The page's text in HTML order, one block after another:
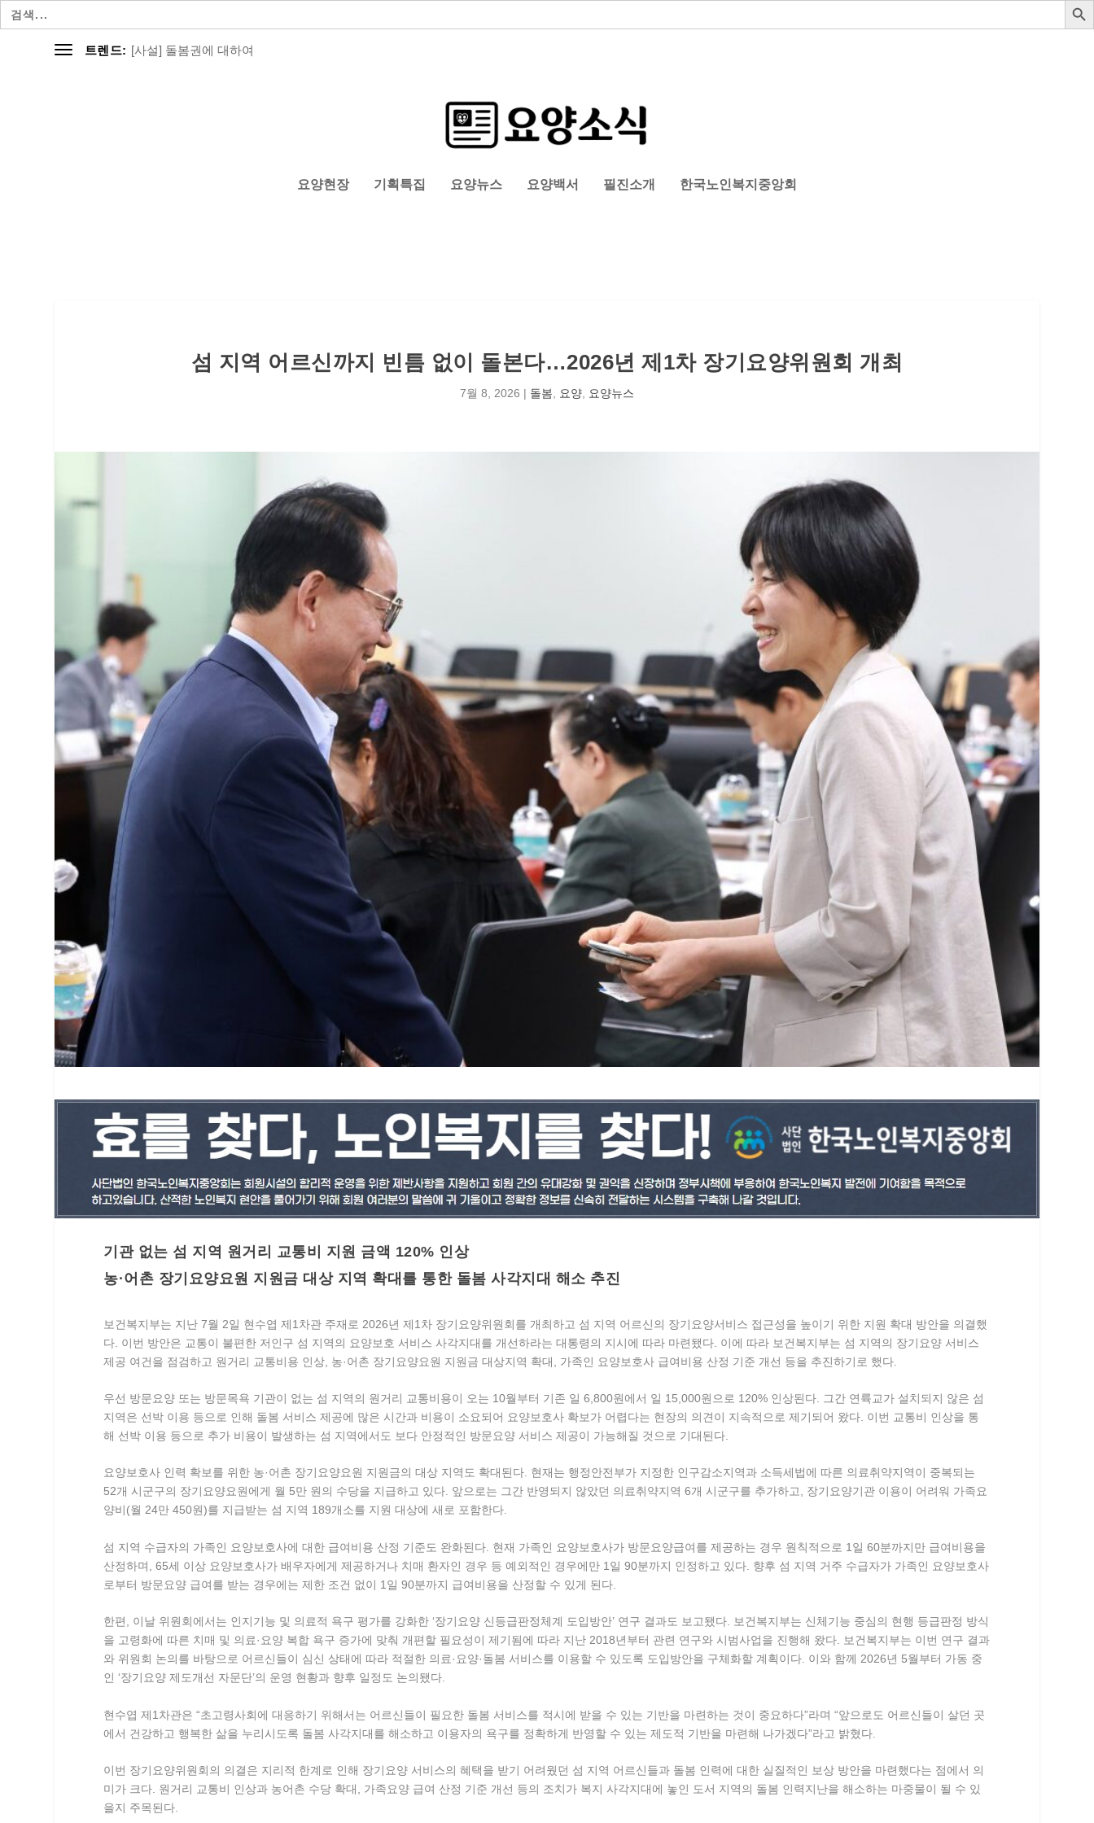
검
색:
트렌드: [사설] 돌봄권에 대하여
요양현장 기획특집 요양뉴스 요양백서 필진소개 한국노인복지중앙회
섬 지역 어르신까지 빈틈 없이 돌본다…2026년 제1차 장기요양위원회 개최
7월 8, 2026 | 돌봄, 요양, 요양뉴스
기관 없는 섬 지역 원거리 교통비 지원 금액 120% 인상
농·어촌 장기요양요원 지원금 대상 지역 확대를 통한 돌봄 사각지대 해소 추진
보건복지부는 지난 7월 2일 현수엽 제1차관 주재로 2026년 제1차 장기요양위원회를 개최하고 섬 지역 어르신의 장기요양서비스 접근성을 높이기 위한 지원 확대 방안을 의결했
다 . 이번 방안은 교통이 불편한 저인구 섬 지역의 요양보호 서비스 사각지대를 개선하라는 대통령의 지시에 따라 마련됐다 . 이에 따라 보건복지부는 섬 지역의 장기요양 서비스
제공 여건을 점검하고 원거리 교통비용 인상, 농·어촌 장기요양요원 지원금 대상지역 확대, 가족인 요양보호사 급여비용 산정 기준 개선 등을 추진하기로 했다
우선 방문요양 또는 방문목욕 기관이 없는 섬 지역의 원거리 교통비용이 오는 10월부터 기존 일 6,800원에서 일 15,000원으로 120% 인상된다 . 그간 연륙교가 설치되지 않은 섬
지역은 선박 이용 등으로 인해 돌봄 서비스 제공에 많은 시간과 비용이 소요되어 요양보호사 확보가 어렵다는 현장의 의견이 지속적으로 제기되어 왔다 . 이번 교통비 인상을 통
해 선박 이용 등으로 추가 비용이 발생하는 섬 지역에서도 보다 안정적인 방문요양 서비스 제공이 가능해질 것으로 기대된다
요양보호사 인력 확보를 위한 농·어촌 장기요양요원 지원금의 대상 지역도 확대된다. 현재는 행정안전부가 지정한 인구감소지역과 소득세법에 따른 의료취약지역이 중복되는
52개 시군구의 장기요양요원에게 월 5만 원의 수당을 지급하고 있다. 앞으로는 그간 반영되지 않았던 의료취약지역 6개 시군구를 추가하고, 장기요양기관 이용이 어려워 가족요
양비(월 24만 450원)를 지급받는 섬 지역 189개소를 지원 대상에 새로 포함한다.
섬 지역 수급자의 가족인 요양보호사에 대한 급여비용 산정 기준도 완화된다 . 현재 가족인 요양보호사가 방문요양급여를 제공하는 경우 원칙적으로 1일 60분까지만 급여비용을
산정하며, 65세 이상 요양보호사가 배우자에게 제공하거나 치매 환자인 경우 등 예외적인 경우에만 1일 90분까지 인정하고 있다 . 향후 섬 지역 거주 수급자가 가족인 요양보호사
로부터 방문요양 급여를 받는 경우에는 제한 조건 없이 1일 90분까지 급여비용을 산정할 수 있게 된다
한편, 이날 위원회에서는 인지기능 및 의료적 욕구 평가를 강화한 ‘장기요양 신등급판정체계 도입방안’ 연구 결과도 보고됐다 . 보건복지부는 신체기능 중심의 현행 등급판정 방식
을 고령화에 따른 치매 및 의료·요양 복합 욕구 증가에 맞춰 개편할 필요성이 제기됨에 따라 지난 2018년부터 관련 연구와 시범사업을 진행해 왔다 . 보건복지부는 이번 연구 결과
와 위원회 논의를 바탕으로 어르신들이 심신 상태에 따라 적절한 의료·요양·돌봄 서비스를 이용할 수 있도록 도입방안을 구체화할 계획이다 . 이와 함께 2026년 5월부터 가동 중
인 ‘장기요양 제도개선 자문단’의 운영 현황과 향후 일정도 논의됐다
현수엽 제1차관은 “초고령사회에 대응하기 위해서는 어르신들이 필요한 돌봄 서비스를 적시에 받을 수 있는 기반을 마련하는 것이 중요하다”라며 “앞으로도 어르신들이 살던 곳
에서 건강하고 행복한 삶을 누리시도록 돌봄 사각지대를 해소하고 이용자의 욕구를 정확하게 반영할 수 있는 제도적 기반을 마련해 나가겠다”라고 밝혔다
이번 장기요양위원회의 의결은 지리적 한계로 인해 장기요양 서비스의 혜택을 받기 어려웠던 섬 지역 어르신들과 돌봄 인력에 대한 실질적인 보상 방안을 마련했다는 점에서 의
미가 크다. 원거리 교통비 인상과 농어촌 수당 확대, 가족요양 급여 산정 기준 개선 등의 조치가 복지 사각지대에 놓인 도서 지역의 돌봄 인력지난을 해소하는 마중물이 될 수 있
을지 주목된다.